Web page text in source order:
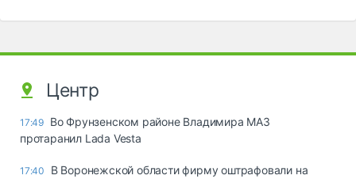
Центр
17:49 Во Фрунзенском районе Владимира МАЗ
протаранил Lada Vesta
17:40
В Воронежской области фирму оштрафовали на